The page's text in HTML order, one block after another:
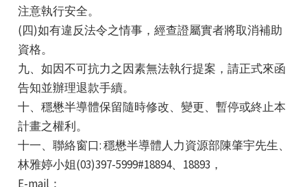
注意執行安全。
(四)如有違反法令之情事，經查證屬實者將取消補助
資格。
九、如因不可抗力之因素無法執行提案，請正式來函
告知並辦理退款手續。
十、穩懋半導體保留隨時修改、變更、暫停或終止本
計畫之權利。
十一、聯絡窗口: 穩懋半導體人力資源部陳肇宇先生、
林雅婷小姐(03)397-5999#18894、18893，
E-mail：